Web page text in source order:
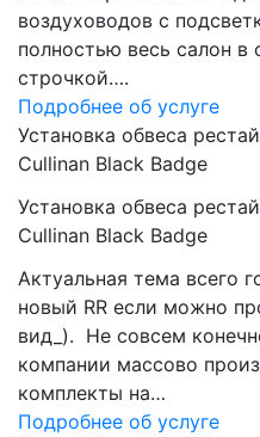
воздуховодов с
полностью весь салон в
строчкой….
Подробнее об услуге
Установка обвеса
Cullinan Black Badge
Установка обвеса
Cullinan Black Badge
Актуальная тема всего
новый RR если можно
вид_). Не совсем
компании массово
комплекты на…
Подробнее об услуге